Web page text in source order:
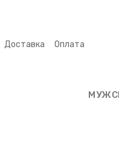
Доставка Оплата